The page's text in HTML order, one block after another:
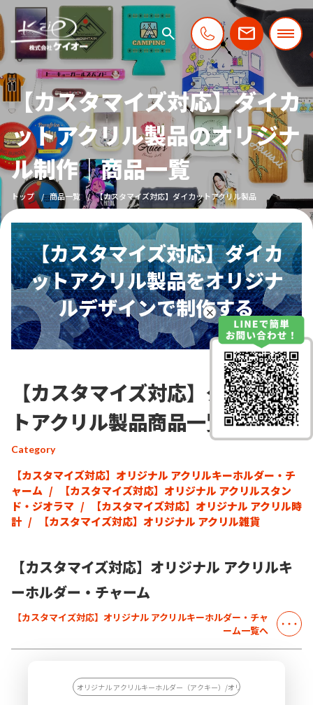
【カスタマイズ対応】ダイカ
ットアクリル製品のオリジナ
ル制作｜商品一覧
トップ 商品一覧 【カスタマイズ対応】ダイカットアクリル製品
【カスタマイズ対応】ダイカ
ットアクリル製品をオリジナ
ルデザインで制作する
【カスタマイズ対応】ダイカッ
トアクリル製品商品一覧
Category
【カスタマイズ対応】オリジナル アクリルキーホルダー・チ
ャーム /
【カスタマイズ対応】オリジナル アクリルスタン
ド・ジオラマ /
【カスタマイズ対応】オリジナル アクリル時
計 / 【カスタマイズ対応】オリジナル アクリル雑貨
【カスタマイズ対応】オリジナル アクリルキ
ーホルダー・チャーム
【カスタマイズ対応】オリジナル アクリルキーホルダー・チャ
ーム一覧へ
オリジナル アクリルキーホルダー（アクキー）/オリジナル キーホルダ